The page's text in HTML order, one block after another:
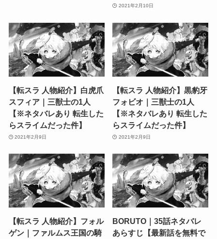
2021年2月10日
【転スラ 人物紹介】白虎爪
スフィア｜三獣士の1人
【※ネタバレあり 転生した
らスライムだった件】
2021年2月9日
【転スラ 人物紹介】黒豹牙
フォビオ｜三獣士の1人
【※ネタバレあり 転生した
らスライムだった件】
2021年2月9日
【転スラ 人物紹介】フォル
ゲン｜ファルムス王国の騎
BORUTO｜35話ネタバレ
あらすじ【最新話を無料で